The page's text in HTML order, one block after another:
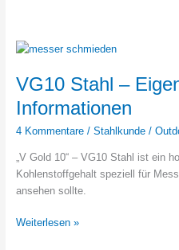
VG10 Stahl –
Informationen
4 Kommentare / Stahlkunde/
„V Gold 10“ – VG10 Stahl ist ein
Kohlenstoffgehalt speziell für
ansehen sollte.
VG10
Weiterlesen »